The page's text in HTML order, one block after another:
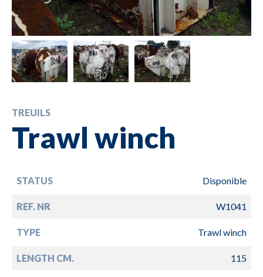
TREUILS
Trawl winch
STATUS Disponible
REF. NR W1041
TYPE Trawl winch
LENGTH CM. 115